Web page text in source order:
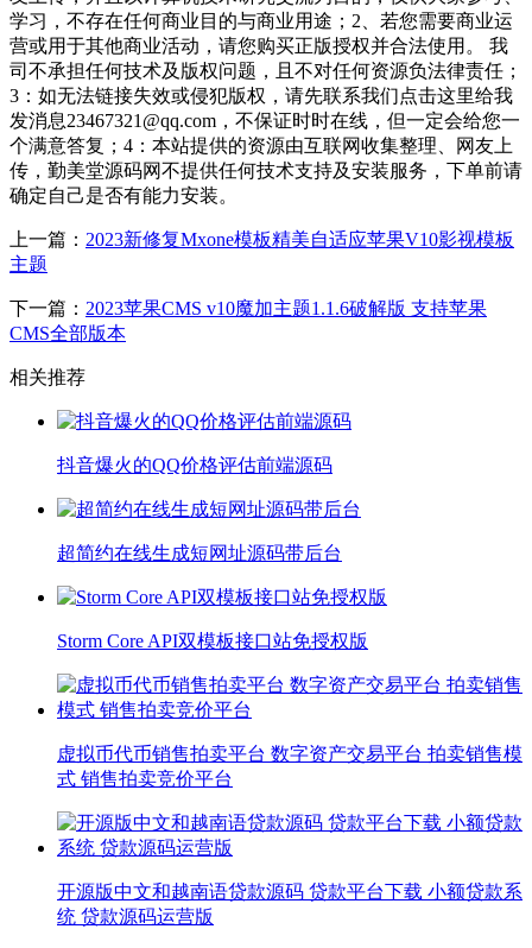
学习，不存在任何商业目的与商业用途；2、若您需要商业运
营或用于其他商业活动，请您购买正版授权并合法使用。 我
司不承担任何技术及版权问题，且不对任何资源负法律责任；
3：如无法链接失效或侵犯版权，请先联系我们点击这里给我
发消息23467321@qq.com，不保证时时在线，但一定会给您一
个满意答复；4：本站提供的资源由互联网收集整理、网友上
传，勤美堂源码网不提供任何技术支持及安装服务，下单前请
确定自己是否有能力安装。
上一篇： 2023新修复Mxone模板精美自适应苹果V10影视模板
主题
下一篇： 2023苹果CMS v10魔加主题1.1.6破解版 支持苹果
CMS全部版本
相关推荐
抖音爆火的QQ价格评估前端源码
超简约在线生成短网址源码带后台
Storm Core API双模板接口站免授权版
虚拟币代币销售拍卖平台 数字资产交易平台 拍卖销售模
式 销售拍卖竞价平台
开源版中文和越南语贷款源码 贷款平台下载 小额贷款系
统 贷款源码运营版